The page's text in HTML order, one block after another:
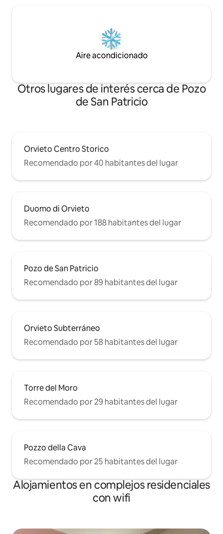
Aire acondicionado
Otros lugares de interés cerca de Pozo
de San Patricio
Orvieto Centro Storico
Recomendado por 40 habitantes del lugar
Duomo di Orvieto
Recomendado por 188 habitantes del lugar
Pozo de San Patricio
Recomendado por 89 habitantes del lugar
Orvieto Subterráneo
Recomendado por 58 habitantes del lugar
Torre del Moro
Recomendado por 29 habitantes del lugar
Pozzo della Cava
Recomendado por 25 habitantes del lugar
Alojamientos en complejos residenciales
con wifi